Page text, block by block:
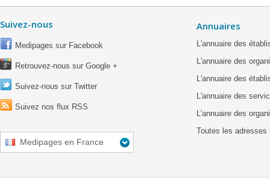
Suivez-nous
Medipages sur Facebook
Retrouvez-nous sur Google +
Suivez-nous sur Twitter
Suivez nos flux RSS
Medipages en France
Annuaires
L'annuaire des
L'annuaire des
L'annuaire des
L'annuaire des
L'annuaire des
Toutes les adresses